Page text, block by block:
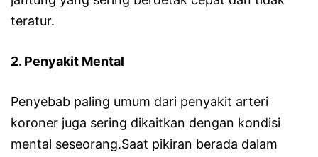
teratur.
2. Penyakit Mental
Penyebab paling umum dari penyakit arteri
koroner juga sering dikaitkan dengan kondisi
mental seseorang.Saat pikiran berada dalam